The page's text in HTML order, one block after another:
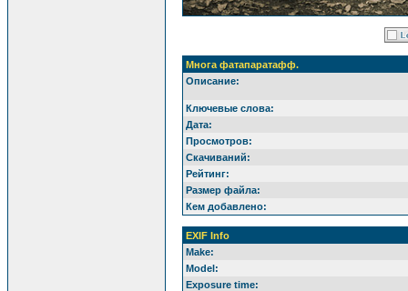
Многа фатапаратафф.
Описание:
Ключевые слова:
Дата:
Просмотров:
Скачиваний:
Рейтинг:
Размер файла:
Кем добавлено:
EXIF Info
Make:
Model:
Exposure time: